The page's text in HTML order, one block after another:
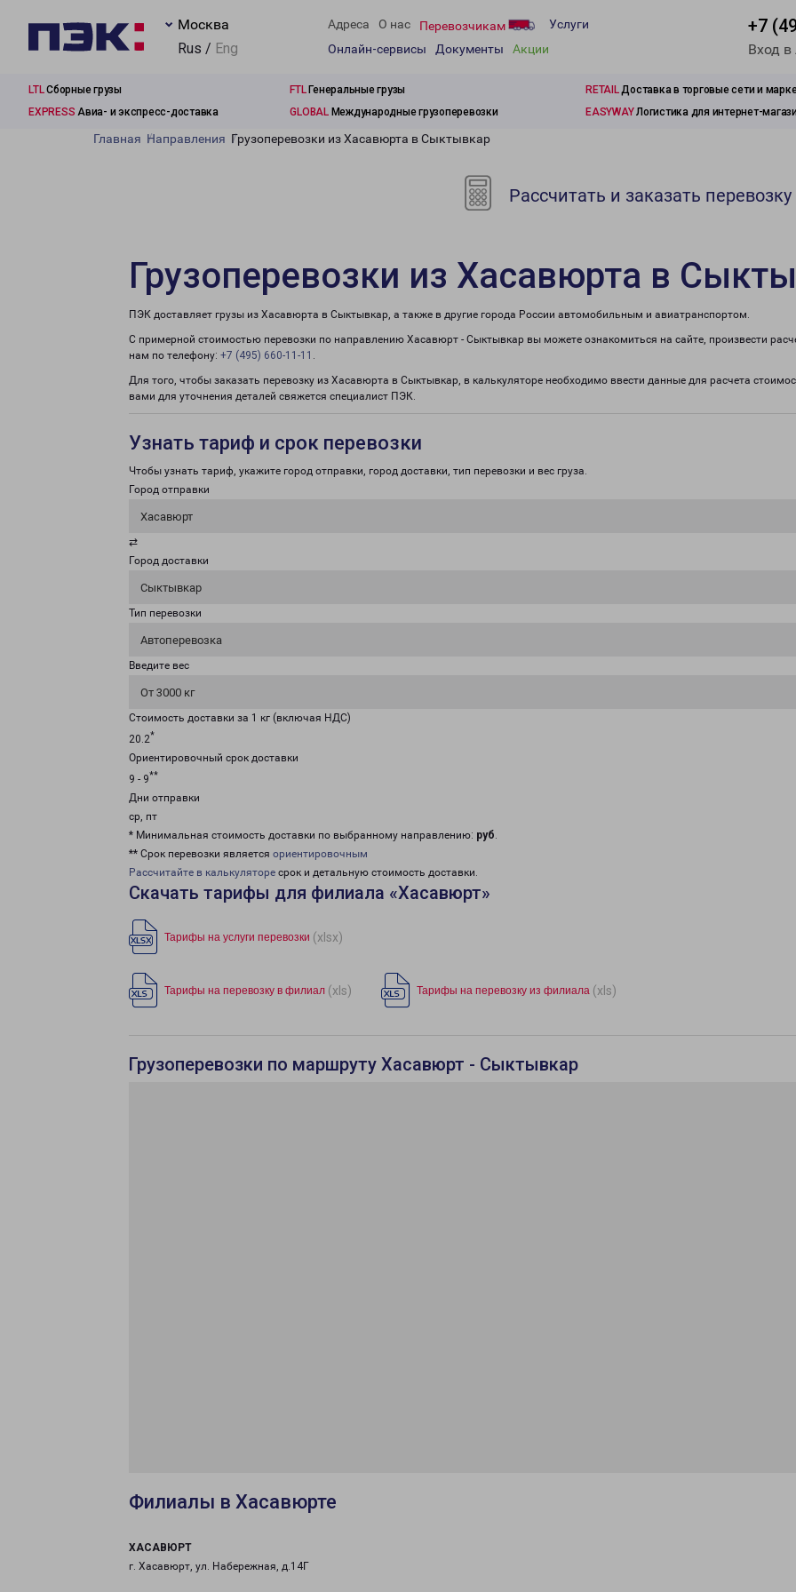
Москва
Rus / Eng
Адреса О нас Перевозчикам
Услуги
Онлайн-сервисы
Документы Акции
+7
Вход
LTLСборные грузы FTLГенеральные грузы RETAILДоставка в торговые сети и
EXPRESS Авиа- и экспресс-доставка GLOBALМеждународные грузоперевозки EASYWAYЛогистика для интернет-
Главная Направления Грузоперевозки из Хасавюрта в Сыктывкар
Рассчитать и заказать перевозку
Грузоперевозки из Хасавюрта в
ПЭК доставляет грузы из Хасавюрта в Сыктывкар, а также в другие города России автомобильным и авиатранспортом.
С примерной стоимостью перевозки по направлению Хасавюрт - Сыктывкар вы можете ознакомиться на сайте, произвести
нам по телефону: +7 (495) 660-11-11 .
Для того, чтобы заказать перевозку из Хасавюрта в Сыктывкар, в калькуляторе необходимо ввести данные для расчета
вами для уточнения деталей свяжется специалист ПЭК.
Узнать тариф и срок перевозки
Чтобы узнать тариф, укажите город отправки, город доставки, тип перевозки и вес груза.
Город отправки
Хасавюрт
⇄
Город доставки
Сыктывкар
Тип перевозки
Автоперевозка
Введите вес
От 3000 кг
Стоимость доставки за 1 кг (включая НДС)
20.2*
Ориентировочный срок доставки
9 - 9**
Дни отправки
ср, пт
* Минимальная стоимость доставки по выбранному направлению: руб.
** Срок перевозки является ориентировочным
Рассчитайте в калькуляторе срок и детальную стоимость доставки.
Скачать тарифы для филиала «Хасавюрт»
Тарифы на услуги перевозки (xlsx)
Тарифы на перевозку в филиал (xls) Тарифы на перевозку из филиала (xls)
Грузоперевозки по маршруту Хасавюрт - Сыктывкар
Филиалы в Хасавюрте
ХАСАВЮРТ
г. Хасавюрт, ул. Набережная, д.14Г